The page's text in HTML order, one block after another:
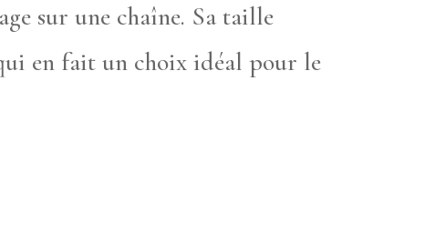
sur une chaîne. Sa taille
en fait un choix idéal pour le